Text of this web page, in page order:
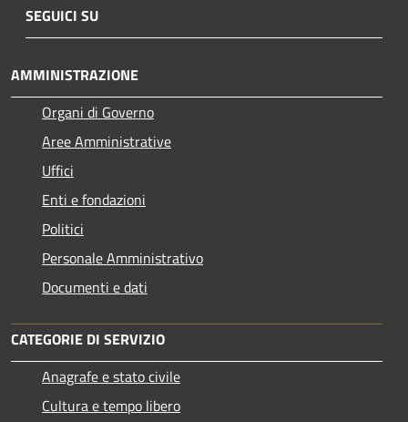
SEGUICI SU
AMMINISTRAZIONE
Organi di Governo
Aree Amministrative
Uffici
Enti e fondazioni
Politici
Personale Amministrativo
Documenti e dati
CATEGORIE DI SERVIZIO
Anagrafe e stato civile
Cultura e tempo libero